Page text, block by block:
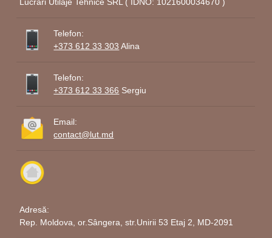
Lucrari Utilaje Tehnice SRL ( IDNO: 1021600034670 )
Telefon:
+373 612 33 303 Alina
Telefon:
+373 612 33 366 Sergiu
Email:
contact@lut.md
Adresă:
Rep. Moldova, or.Sângera, str.Unirii 53 Etaj 2, MD-2091